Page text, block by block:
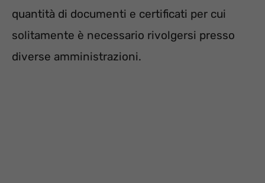
quantità di documenti e certificati per cui
solitamente è necessario rivolgersi presso
diverse amministrazioni.